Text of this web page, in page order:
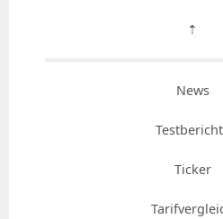
⇡
News
Ticker